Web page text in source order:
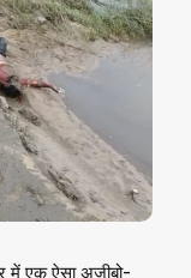
में एक ऐसा अजीबो-